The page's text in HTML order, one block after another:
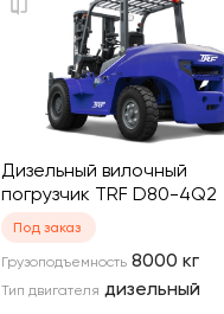
Дизельный вилочный
погрузчик TRF D80-4Q2
Под заказ
Грузоподъемность 8000 кг
Тип двигателя дизельный